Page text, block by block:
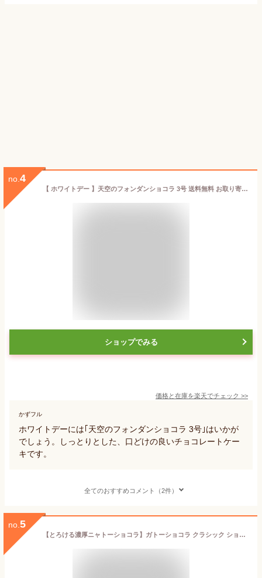
no. 4
【 ホワイトデー 】天空のフォンダンショコラ 3号 送料無料 お取り寄せ 誕生日 内祝い ギフト 送料無料 ヒルナンデス スイーツ 2025 バースデー チョコレートケーキ 自分へのご褒美
ショップでみる
価格と在庫を楽天でチェック >>
かずフル
ホワイトデーには｢天空のフォンダンショコラ 3号｣はいかが
でしょう。しっとりとした、口どけの良いチョコレートケー
キです。
全てのおすすめコメント（2件）
no. 5
【とろける濃厚ニャトーショコラ】ガトーショコラ クラシック ショコラ チョコレート ケーキ お返し お祝い 御礼 内祝い フォンダンショコラ ホワイトデー